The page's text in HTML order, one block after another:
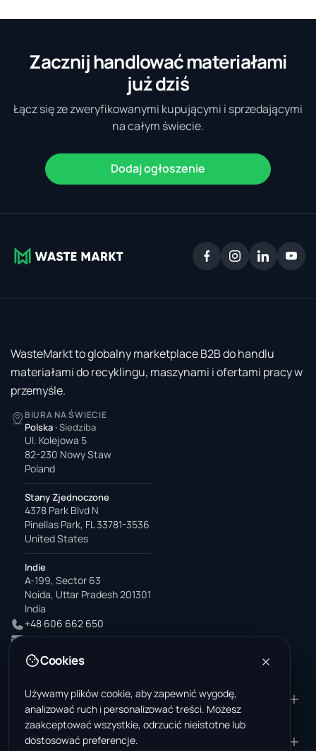
Zacznij handlować materiałami
już dziś
Łącz się ze zweryfikowanymi kupującymi i sprzedającymi
na całym świecie.
Dodaj ogłoszenie
WasteMarkt to globalny marketplace B2B do handlu
materiałami do recyklingu, maszynami i ofertami pracy w
przemyśle.
BIURA NA ŚWIECIE
Polska ·Siedziba
Ul. Kolejowa 5
82-230 Nowy Staw
Poland
Stany Zjednoczone
4378 Park Blvd N
Pinellas Park, FL 33781-3536
United States
Indie
A-199, Sector 63
Noida, Uttar Pradesh 201301
India
+48 606 662 650
support@wastemarkt.com
office@wastemarkt.com
PRODUKT
Marketplace
Materiały — sprzedaż
ZASOBY
Akademia dostawcy
FIRMA
Cookies
Używamy plików cookie, aby zapewnić wygodę,
analizować ruch i personalizować treści. Możesz
zaakceptować wszystkie, odrzucić nieistotne lub
dostosować preferencje.